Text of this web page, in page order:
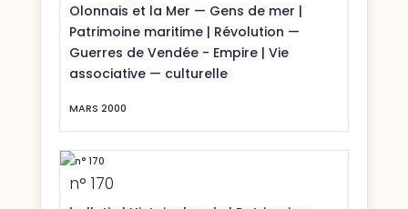
Olonnais et la Mer — Gens de mer |
Patrimoine maritime| Révolution —
Guerres de Vendée - Empire| Vie
associative — culturelle
MARS 2000
n° 170